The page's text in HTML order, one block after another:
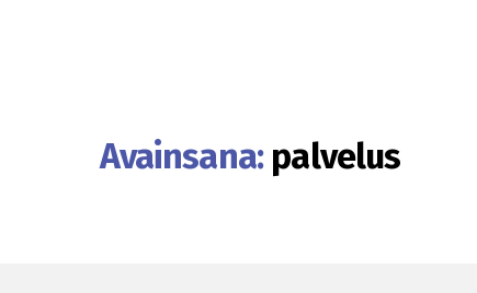
Avainsana: palvelus